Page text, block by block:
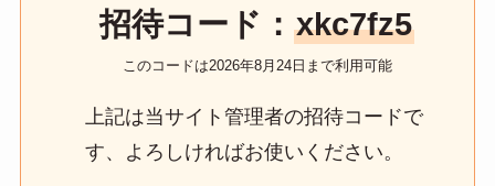
招待コード：xkc7fz5
このコードは2026年8月24日まで利用可能
上記は当サイト管理者の招待コードで
す、よろしければお使いください。